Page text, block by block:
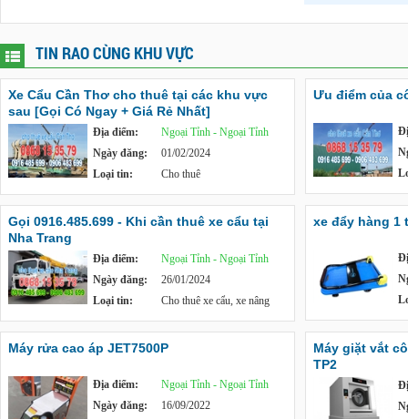
TIN RAO CÙNG KHU VỰC
Xe Cẩu Cần Thơ cho thuê tại các khu vực
sau [Gọi Có Ngay + Giá Rẻ Nhất]
Địa điểm:
Ngoại Tỉnh - Ngoại Tỉnh
Ngày đăng:
01/02/2024
Loại tin:
Cho thuê
Ưu điểm của
Gọi 0916.485.699 - Khi cần thuê xe cẩu tại
Nha Trang
Địa điểm:
Ngoại Tỉnh - Ngoại Tỉnh
Ngày đăng:
26/01/2024
Loại tin:
Cho thuê xe cẩu, xe nâng
xe đẩy hàng 1
Máy rửa cao áp JET7500P
Địa điểm:
Ngoại Tỉnh - Ngoại Tỉnh
Ngày đăng:
16/09/2022
Máy giặt vắt
TP2